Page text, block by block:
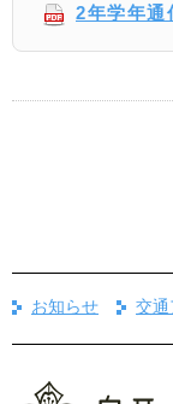
2年学年通
お知らせ 交通